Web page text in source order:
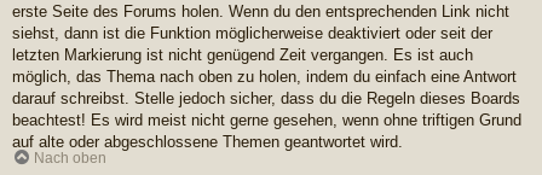
erste Seite des Forums holen. Wenn du den entsprechenden Link nicht
siehst, dann ist die Funktion möglicherweise deaktiviert oder seit der
letzten Markierung ist nicht genügend Zeit vergangen. Es ist auch
möglich, das Thema nach oben zu holen, indem du einfach eine Antwort
darauf schreibst. Stelle jedoch sicher, dass du die Regeln dieses Boards
beachtest! Es wird meist nicht gerne gesehen, wenn ohne triftigen Grund
auf alte oder abgeschlossene Themen geantwortet wird.
Nach oben